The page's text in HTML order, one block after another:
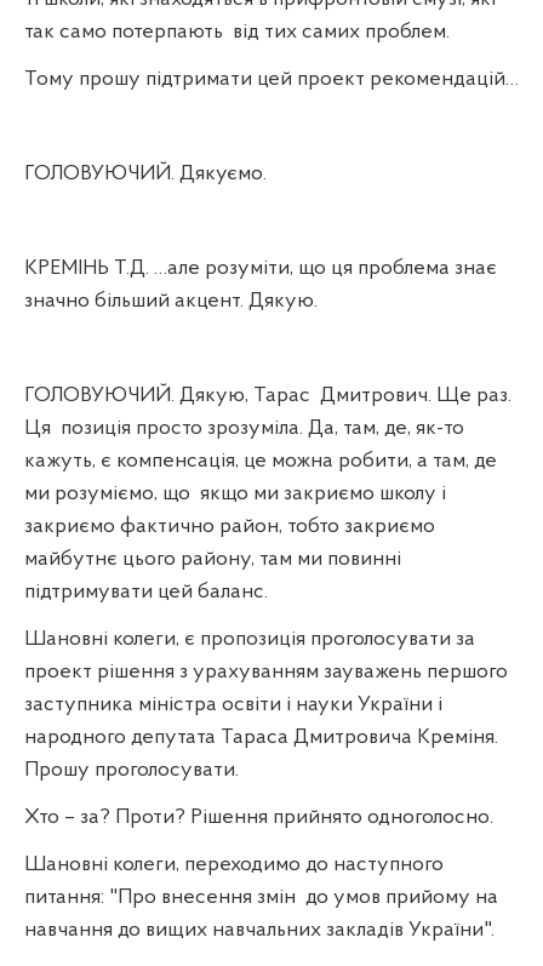
так само потерпають від тих самих проблем.
Тому прошу підтримати цей проект рекомендацій…
ГОЛОВУЮЧИЙ. Дякуємо.
КРЕМІНЬ Т.Д. …але розуміти, що ця проблема знає
значно більший акцент. Дякую.
ГОЛОВУЮЧИЙ. Дякую, Тарас Дмитрович. Ще раз.
Ця позиція просто зрозуміла. Да, там, де, як-то
кажуть, є компенсація, це можна робити, а там, де
ми розуміємо, що якщо ми закриємо школу і
закриємо фактично район, тобто закриємо
майбутнє цього району, там ми повинні
підтримувати цей баланс.
Шановні колеги, є пропозиція проголосувати за
проект рішення з урахуванням зауважень першого
заступника міністра освіти і науки України і
народного депутата Тараса Дмитровича Креміня.
Прошу проголосувати.
Хто – за? Проти? Рішення прийнято одноголосно.
Шановні колеги, переходимо до наступного
питання: "Про внесення змін до умов прийому на
навчання до вищих навчальних закладів України".